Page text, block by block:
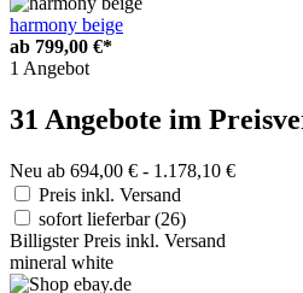
harmony beige
ab 799,00 €*
1 Angebot
31 Angebote im
Neu ab 694,00 € - 1.178,10 €
Preis inkl. Versand
sofort lieferbar(26)
Billigster Preis inkl. Versand
mineral white